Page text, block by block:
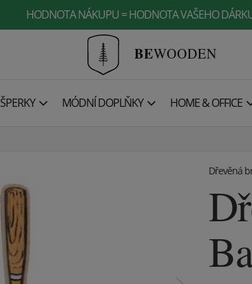
HODNOTA NÁKUPU = HODNOTA VAŠEHO
BEWOODEN
ŠPERKY MÓDNÍ DOPLŇKY HOME & OFFICE
Dřevěná